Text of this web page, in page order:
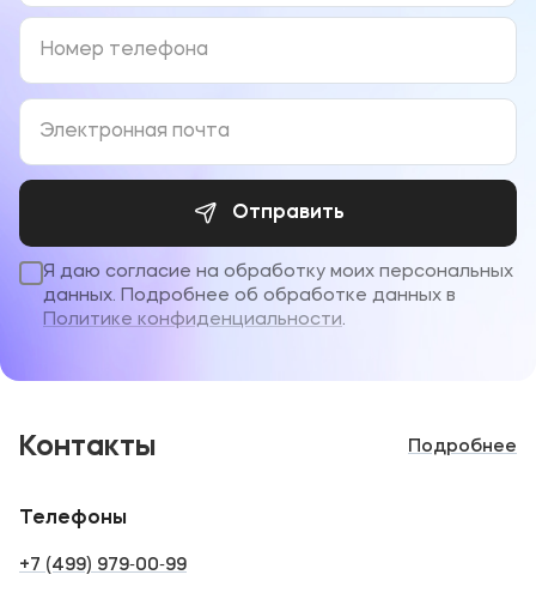
Отправить
Я даю согласие на обработку моих персональных
данных. Подробнее об обработке данных в
Политике конфиденциальности.
Контакты Подробнее
Телефоны
+7 (499) 979‑00‑99